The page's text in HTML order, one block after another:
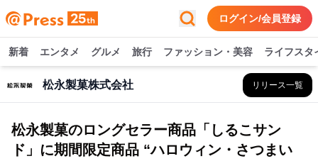
ログイン/会員登録
新着 エンタメ グルメ 旅行 ファッション・美容 ライフスタ
松永製菓株式会社 リリース一覧
松永製菓のロングセラー商品「しるこサン
ド」に期間限定商品 “ハロウィン・さつまい